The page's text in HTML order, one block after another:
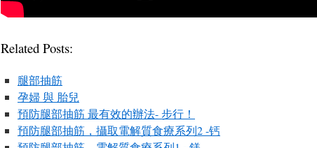
Related Posts:
腿部抽筋
孕婦 與 胎兒
預防腿部抽筋 最有效的辦法- 步行！
預防腿部抽筋，攝取電解質食療系列2 -钙